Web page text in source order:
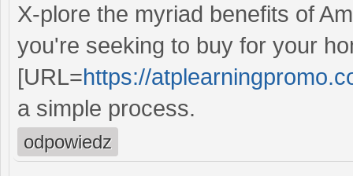
X-plore the myriad benefits of
you're seeking to buy for your
[URL=https://
a simple process.
odpowiedz